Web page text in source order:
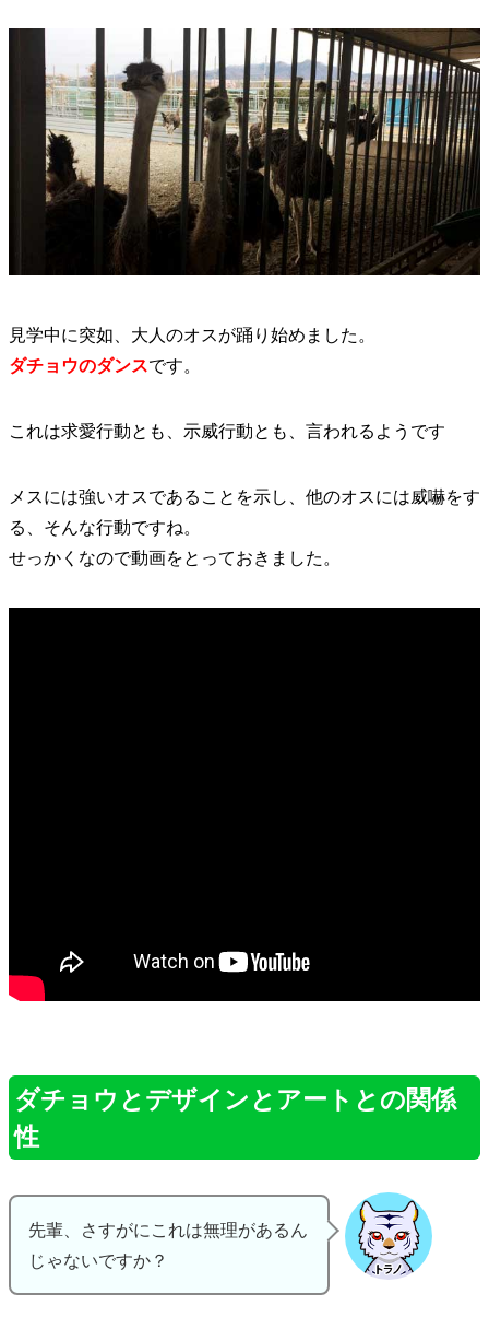
見学中に突如、大人のオスが踊り始めました。
ダチョウのダンスです。
これは求愛行動とも、示威行動とも、言われるようです
メスには強いオスであることを示し、他のオスには威嚇をす
る、そんな行動ですね。
せっかくなので動画をとっておきました。
ダチョウとデザインとアートとの関係
性
先輩、さすがにこれは無理があるん
じゃないですか？